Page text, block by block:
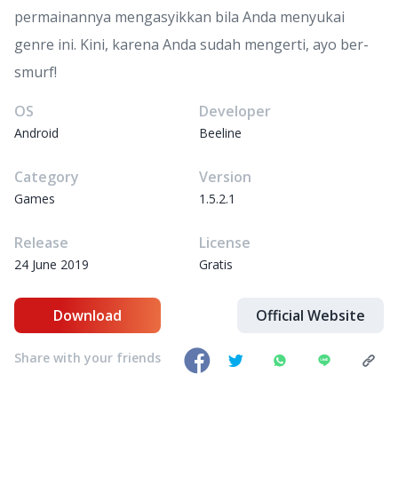
permainannya mengasyikkan bila Anda menyukai
genre ini. Kini, karena Anda sudah mengerti, ayo ber-
smurf!
OS
Android
Developer
Beeline
Category
Games
Version
1.5.2.1
Release
24 June 2019
License
Gratis
Download Official Website
Share with your friends